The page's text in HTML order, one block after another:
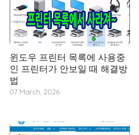
윈도우 프린터 목록에 사용중
인 프린터가 안보일 때 해결방
법
07 March, 2026